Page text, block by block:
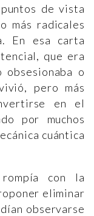
de vista
más radicales
En esa carta
que era
o
pero más
en el
por muchos
cuántica
con la
eliminar
observarse